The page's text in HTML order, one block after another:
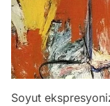
Soyut